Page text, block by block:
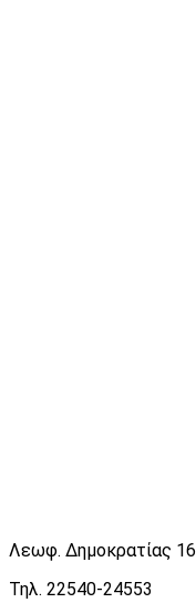
Λεωφ. Δημοκρατίας 16
Τηλ. 22540-24553